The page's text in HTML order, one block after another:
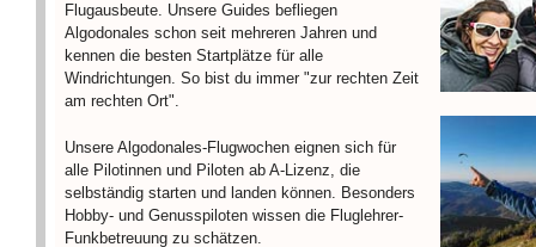
Flugausbeute. Unsere Guides befliegen
Algodonales schon seit mehreren Jahren und
kennen die besten Startplätze für alle
Windrichtungen. So bist du immer "zur rechten Zeit
am rechten Ort".
Unsere Algodonales-Flugwochen eignen sich für
alle Pilotinnen und Piloten ab A-Lizenz, die
selbständig starten und landen können. Besonders
Hobby- und Genusspiloten wissen die Fluglehrer-
Funkbetreuung zu schätzen.